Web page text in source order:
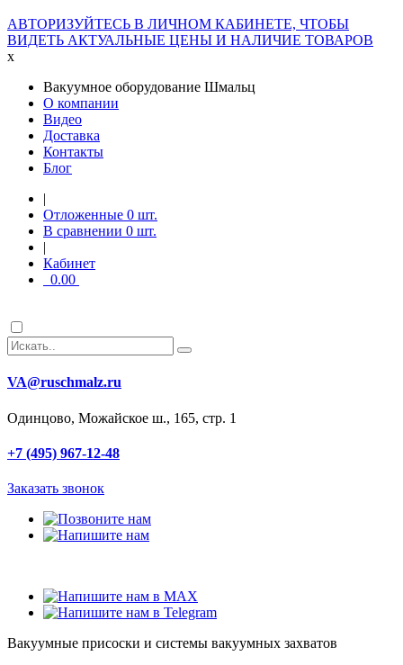
АВТОРИЗУЙТЕСЬ В ЛИЧНОМ КАБИНЕТЕ, ЧТОБЫ
ВИДЕТЬ АКТУАЛЬНЫЕ ЦЕНЫ И НАЛИЧИЕ ТОВАРОВ
x
Вакуумное оборудование Шмальц
О компании
Видео
Доставка
Контакты
Блог
|
Отложенные 0 шт.
В сравнении 0 шт.
|
Кабинет
0.00
VA@ruschmalz.ru
Одинцово, Можайское ш., 165, стр. 1
+7 (495) 967-12-48
Заказать звонок
Вакуумные присоски и системы вакуумных захватов